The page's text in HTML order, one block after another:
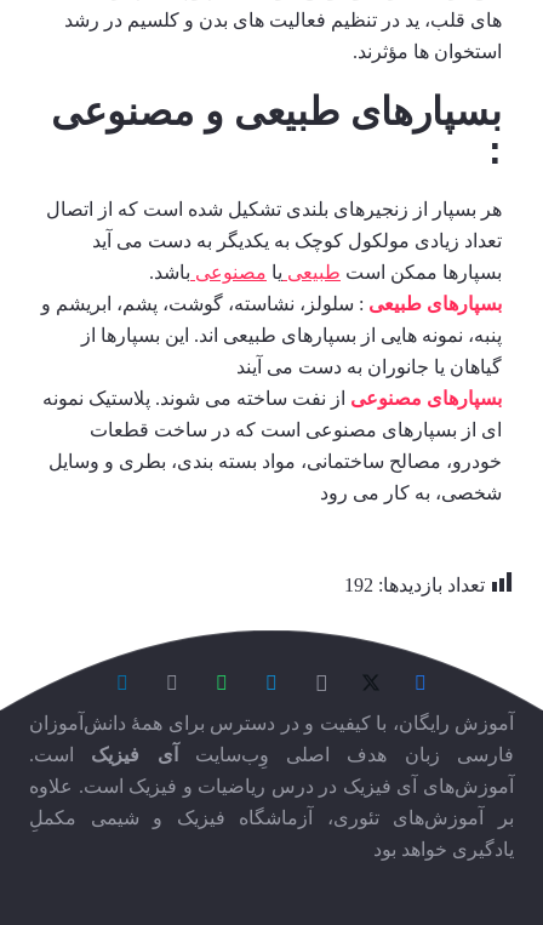
های قلب، ید در تنظیم فعالیت های بدن و کلسیم در رشد
استخوان ها مؤثرند.
بسپارهای طبیعی و مصنوعی
:
هر بسپار از زنجیرهای بلندی تشکیل شده است که از اتصال
تعداد زیادی مولکول کوچک به یکدیگر به دست می آید
بسپارها ممکن است طبیعی یا مصنوعی باشد.
بسپارهای طبیعی : سلولز، نشاسته، گوشت، پشم، ابریشم و
پنبه، نمونه هایی از بسپارهای طبیعی اند. این بسپارها از
گیاهان یا جانوران به دست می آیند
بسپارهای مصنوعی از نفت ساخته می شوند. پلاستیک نمونه
ای از بسپارهای مصنوعی است که در ساخت قطعات
خودرو، مصالح ساختمانی، مواد بسته بندی، بطری و وسایل
شخصی، به کار می رود
تعداد بازدیدها: 192
آموزش رایگان، با کیفیت و در دسترس برای همۀ دانش‌آموزان
فارسی زبان هدف اصلی وِب‌سایت
آی فیزیک است.
آموزش‌های آی فیزیک در درس ریاضیات و فیزیک است. علاوه
بر آموزش‌های تئوری، آزماشگاه فیزیک و شیمی مکملِ
یادگیری خواهد بود